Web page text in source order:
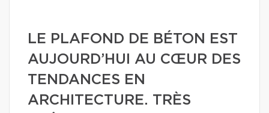
LE PLAFOND DE BÉTON EST
AUJOURD’HUI AU CŒUR DES
TENDANCES EN
ARCHITECTURE. TRÈS